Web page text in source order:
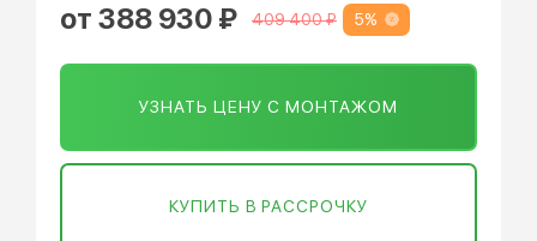
от 388 930 ₽ 409 400 ₽ 5%
УЗНАТЬ ЦЕНУ С МОНТАЖОМ
КУПИТЬ В РАССРОЧКУ